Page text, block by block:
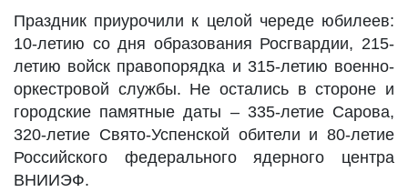
Праздник приурочили к целой череде юбилеев:
10-летию со дня образования Росгвардии, 215-
летию войск правопорядка и 315-летию военно-
оркестровой службы. Не остались в стороне и
городские памятные даты – 335-летие Сарова,
320-летие Свято-Успенской обители и 80-летие
Российского федерального ядерного центра
ВНИИЭФ.